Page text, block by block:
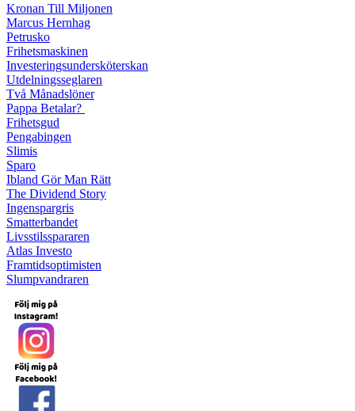
Kronan Till Miljonen
Marcus Hernhag
Petrusko
Frihetsmaskinen
Investeringsundersköterskan
Utdelningsseglaren
Två Månadslöner
Pappa Betalar?
Frihetsgud
Pengabingen
Slimis
Sparo
Ibland Gör Man Rätt
The Dividend Story
Ingenspargris
Smatterbandet
Livsstilsspararen
Atlas Investo
Framtidsoptimisten
Slumpvandraren